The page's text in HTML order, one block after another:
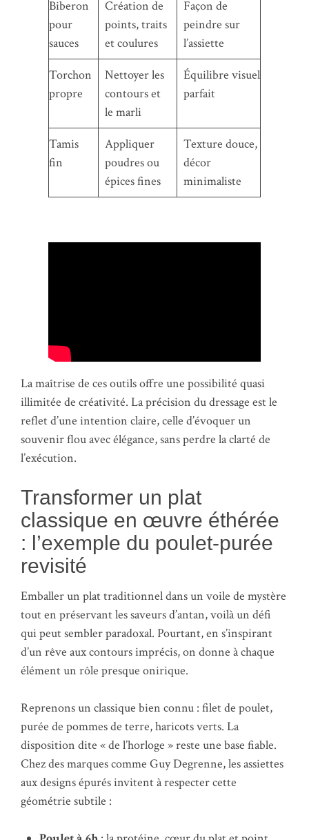
Biberon
pour
sauces
Création de
points, traits
et coulures
Façon de
peindre sur
l’assiette
Torchon
propre
Nettoyer les
contours et
le marli
Équilibre visuel
parfait
Tamis
fin
Appliquer
poudres ou
épices fines
Texture douce,
décor
minimaliste
La maîtrise de ces outils offre une possibilité quasi
illimitée de créativité. La précision du dressage est le
reflet d’une intention claire, celle d’évoquer un
souvenir flou avec élégance, sans perdre la clarté de
l’exécution.
Transformer un plat
classique en œuvre éthérée
: l’exemple du poulet-purée
revisité
Emballer un plat traditionnel dans un voile de mystère
tout en préservant les saveurs d’antan, voilà un défi
qui peut sembler paradoxal. Pourtant, en s’inspirant
d’un rêve aux contours imprécis, on donne à chaque
élément un rôle presque onirique.
Reprenons un classique bien connu : filet de poulet,
purée de pommes de terre, haricots verts. La
disposition dite « de l’horloge » reste une base fiable.
Chez des marques comme Guy Degrenne, les assiettes
aux designs épurés invitent à respecter cette
géométrie subtile :